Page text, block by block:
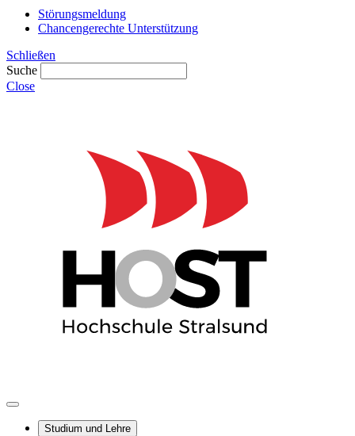
Störungsmeldung
Chancengerechte Unterstützung
Schließen
Suche
Close
Studium und Lehre